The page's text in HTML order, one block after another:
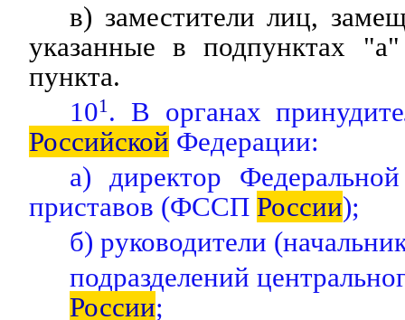
в) заместители лиц,
указанные в подпунктах
пункта.
101 . В органах
Российской Федерации:
а) директор
приставов (ФССП России);
б) руководители
подразделений
России;